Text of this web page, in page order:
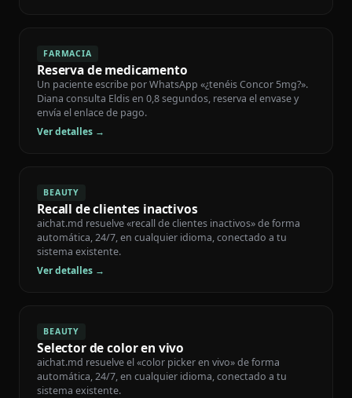
FARMACIA
Reserva de medicamento
Un paciente escribe por WhatsApp «¿tenéis Concor 5mg?».
Diana consulta Eldis en 0,8 segundos, reserva el envase y
envía el enlace de pago.
Ver detalles →
BEAUTY
Recall de clientes inactivos
aichat.md resuelve «recall de clientes inactivos» de forma
automática, 24/7, en cualquier idioma, conectado a tu
sistema existente.
Ver detalles →
BEAUTY
Selector de color en vivo
aichat.md resuelve el «color picker en vivo» de forma
automática, 24/7, en cualquier idioma, conectado a tu
sistema existente.